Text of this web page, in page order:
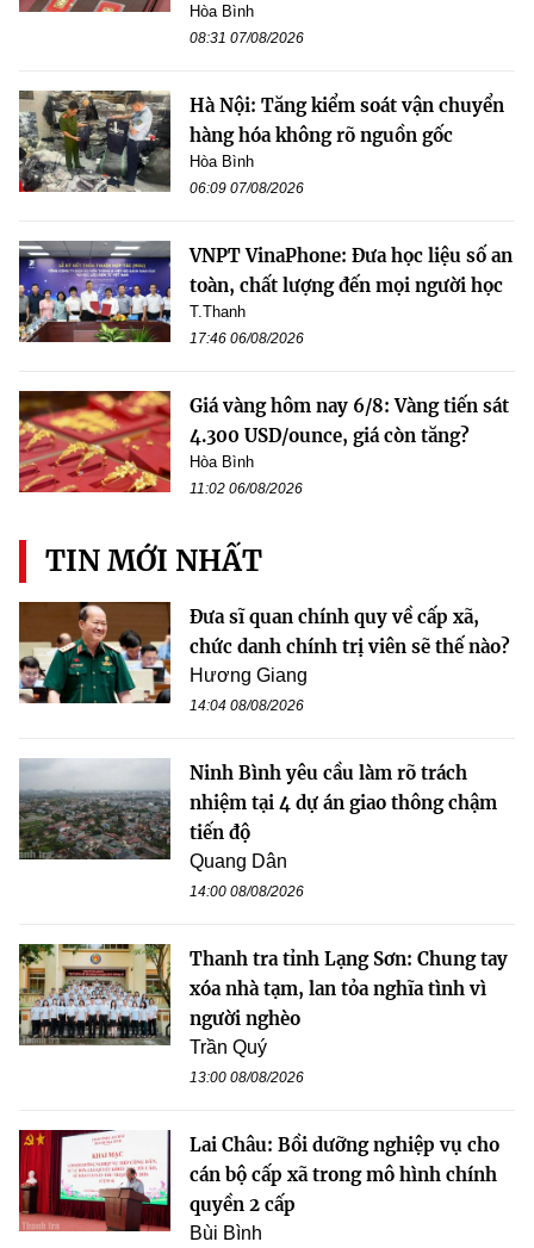
Hòa Bình
08:31 07/08/2026
Hà Nội: Tăng kiểm soát vận chuyển
hàng hóa không rõ nguồn gốc
Hòa Bình
06:09 07/08/2026
VNPT VinaPhone: Đưa học liệu số an
toàn, chất lượng đến mọi người học
T.Thanh
17:46 06/08/2026
Giá vàng hôm nay 6/8: Vàng tiến sát
4.300 USD/ounce, giá còn tăng?
Hòa Bình
11:02 06/08/2026
TIN MỚI NHẤT
Đưa sĩ quan chính quy về cấp xã,
chức danh chính trị viên sẽ thế nào?
Hương Giang
14:04 08/08/2026
Ninh Bình yêu cầu làm rõ trách
nhiệm tại 4 dự án giao thông chậm
tiến độ
Quang Dân
14:00 08/08/2026
Thanh tra tỉnh Lạng Sơn: Chung tay
xóa nhà tạm, lan tỏa nghĩa tình vì
người nghèo
Trần Quý
13:00 08/08/2026
Lai Châu: Bồi dưỡng nghiệp vụ cho
cán bộ cấp xã trong mô hình chính
quyền 2 cấp
Bùi Bình